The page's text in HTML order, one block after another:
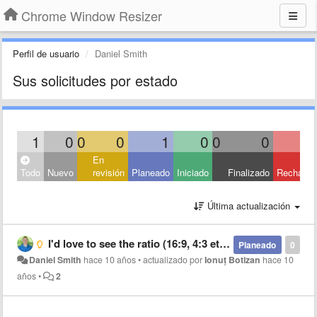
Chrome Window Resizer
Perfil de usuario Daniel Smith
Sus solicitudes por estado
1 0 0 0 1 0 0 0
Todo Nuevo
En
revisión Planeado Iniciado Finalizado
Última actualización
0
Planeado
I'd love to see the ratio (16:9, 4:3 etc) near the size information
Daniel Smith hace 10 años•actualizado porIonuț Botizan hace 10
años• 2